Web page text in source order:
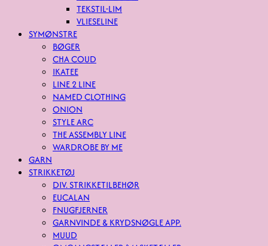
TEKSTIL-LIM
VLIESELINE
SYMØNSTRE
BØGER
CHA COUD
IKATEE
LINE 2 LINE
NAMED CLOTHING
ONION
STYLE ARC
THE ASSEMBLY LINE
WARDROBE BY ME
GARN
STRIKKETØJ
DIV. STRIKKETILBEHØR
EUCALAN
FNUGFJERNER
GARNVINDE & KRYDSNØGLE APP.
MUUD